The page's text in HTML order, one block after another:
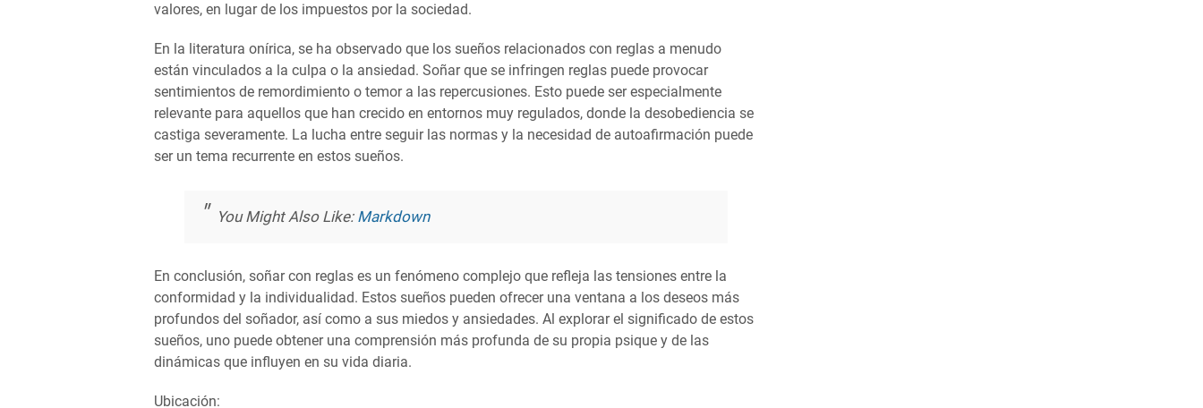
valores, en lugar de los impuestos por la sociedad.
En la literatura onírica, se ha observado que los sueños relacionados con reglas a menudo
están vinculados a la culpa o la ansiedad. Soñar que se infringen reglas puede provocar
sentimientos de remordimiento o temor a las repercusiones. Esto puede ser especialmente
relevante para aquellos que han crecido en entornos muy regulados, donde la desobediencia se
castiga severamente. La lucha entre seguir las normas y la necesidad de autoafirmación puede
ser un tema recurrente en estos sueños.
You Might Also Like: Markdown
En conclusión, soñar con reglas es un fenómeno complejo que refleja las tensiones entre la
conformidad y la individualidad. Estos sueños pueden ofrecer una ventana a los deseos más
profundos del soñador, así como a sus miedos y ansiedades. Al explorar el significado de estos
sueños, uno puede obtener una comprensión más profunda de su propia psique y de las
dinámicas que influyen en su vida diaria.
Ubicación: